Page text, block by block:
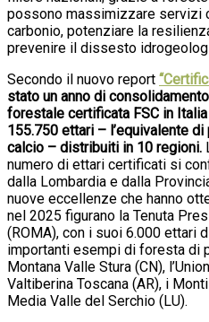
possono massimizzare servizi
carbonio, potenziare la
prevenire il dissesto
Secondo il nuovo report
stato un anno di
forestale certificata FSC in
155.750 ettari – l’equivalente
calcio – distribuiti in 10 regioni.
numero di ettari certificati si
dalla Lombardia e dalla
nuove eccellenze che hanno
nel 2025 figurano la Tenuta
(ROMA), con i suoi 6.000 ettari
importanti esempi di foresta di
Montana Valle Stura (CN),
Valtiberina Toscana (AR), i
Media Valle del Serchio (LU).